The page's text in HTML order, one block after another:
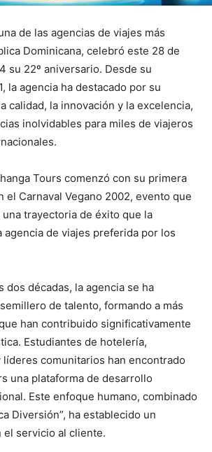
de las agencias de viajes más
Dominicana, celebró este 28 de
su 22º aniversario. Desde su
la agencia ha destacado por su
calidad, la innovación y la excelencia,
inolvidables para miles de viajeros
Tours comenzó con su primera
el Carnaval Vegano 2002, evento que
trayectoria de éxito que la
agencia de viajes preferida por los
dos décadas, la agencia se ha
de talento, formando a más
han contribuido significativamente
Estudiantes de hotelería,
comunitarios han encontrado
una plataforma de desarrollo
Este enfoque humano, combinado
Diversión”, ha establecido un
el servicio al cliente.